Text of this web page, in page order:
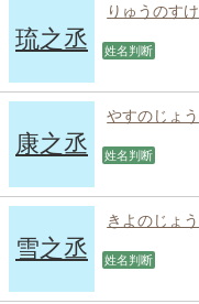
琉之丞
りゅうのすけ
姓名判断
康之丞
やすのじょう
姓名判断
雪之丞
きよのじょう
姓名判断